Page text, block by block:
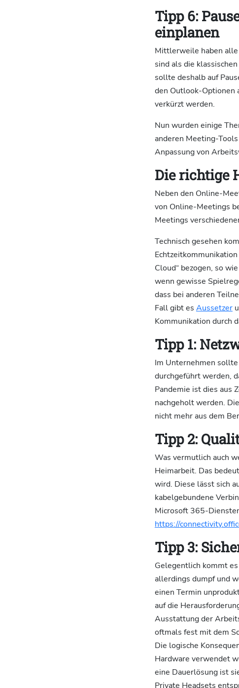
Tipp 6:
einplanen
Mittlerweile haben
sind als die
sollte deshalb auf
den Outlook-Optionen
verkürzt werden.
Nun wurden einige
anderen Meeting-
Anpassung von
Die richtige
Neben den Online-
von Online-Meetings
Meetings
Technisch gesehen
Cloud“ bezogen, so
wenn gewisse
dass bei anderen
Fall gibt es Aussetzer
Kommunikation durch
Tipp 1:
Im Unternehmen
durchgeführt werden,
Pandemie ist dies aus
nachgeholt werden.
nicht mehr aus dem
Tipp 2:
Was vermutlich auch
Heimarbeit. Das
wird. Diese lässt sich
kabelgebundene
Microsoft 365-
https://
Tipp 3:
Gelegentlich kommt
allerdings dumpf und
einen Termin
auf die
Ausstattung der
oftmals fest mit dem
Die logische
Hardware verwendet
eine Dauerlösung ist
Private Headsets